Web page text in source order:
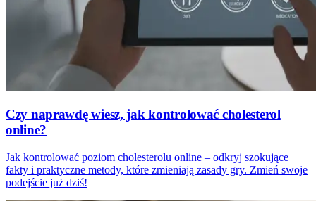
Czy naprawdę wiesz, jak kontrolować cholesterol
online?
Jak kontrolować poziom cholesterolu online – odkryj szokujące
fakty i praktyczne metody, które zmieniają zasady gry. Zmień swoje
podejście już dziś!